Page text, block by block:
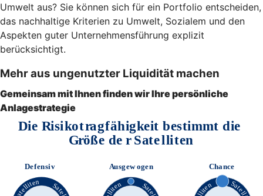
Umwelt aus? Sie können sich für ein Portfolio entscheiden,
das nachhaltige Kriterien zu Umwelt, Sozialem und den
Aspekten guter Unternehmensführung explizit
berücksichtigt.
Mehr aus ungenutzter Liquidität machen
Gemeinsam mit Ihnen finden wir Ihre persönliche
Anlagestrategie